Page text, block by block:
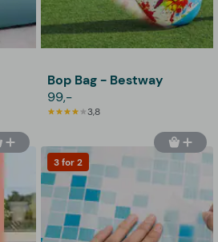
Bop Bag - Bestway
99,-
3,8
3 for 2